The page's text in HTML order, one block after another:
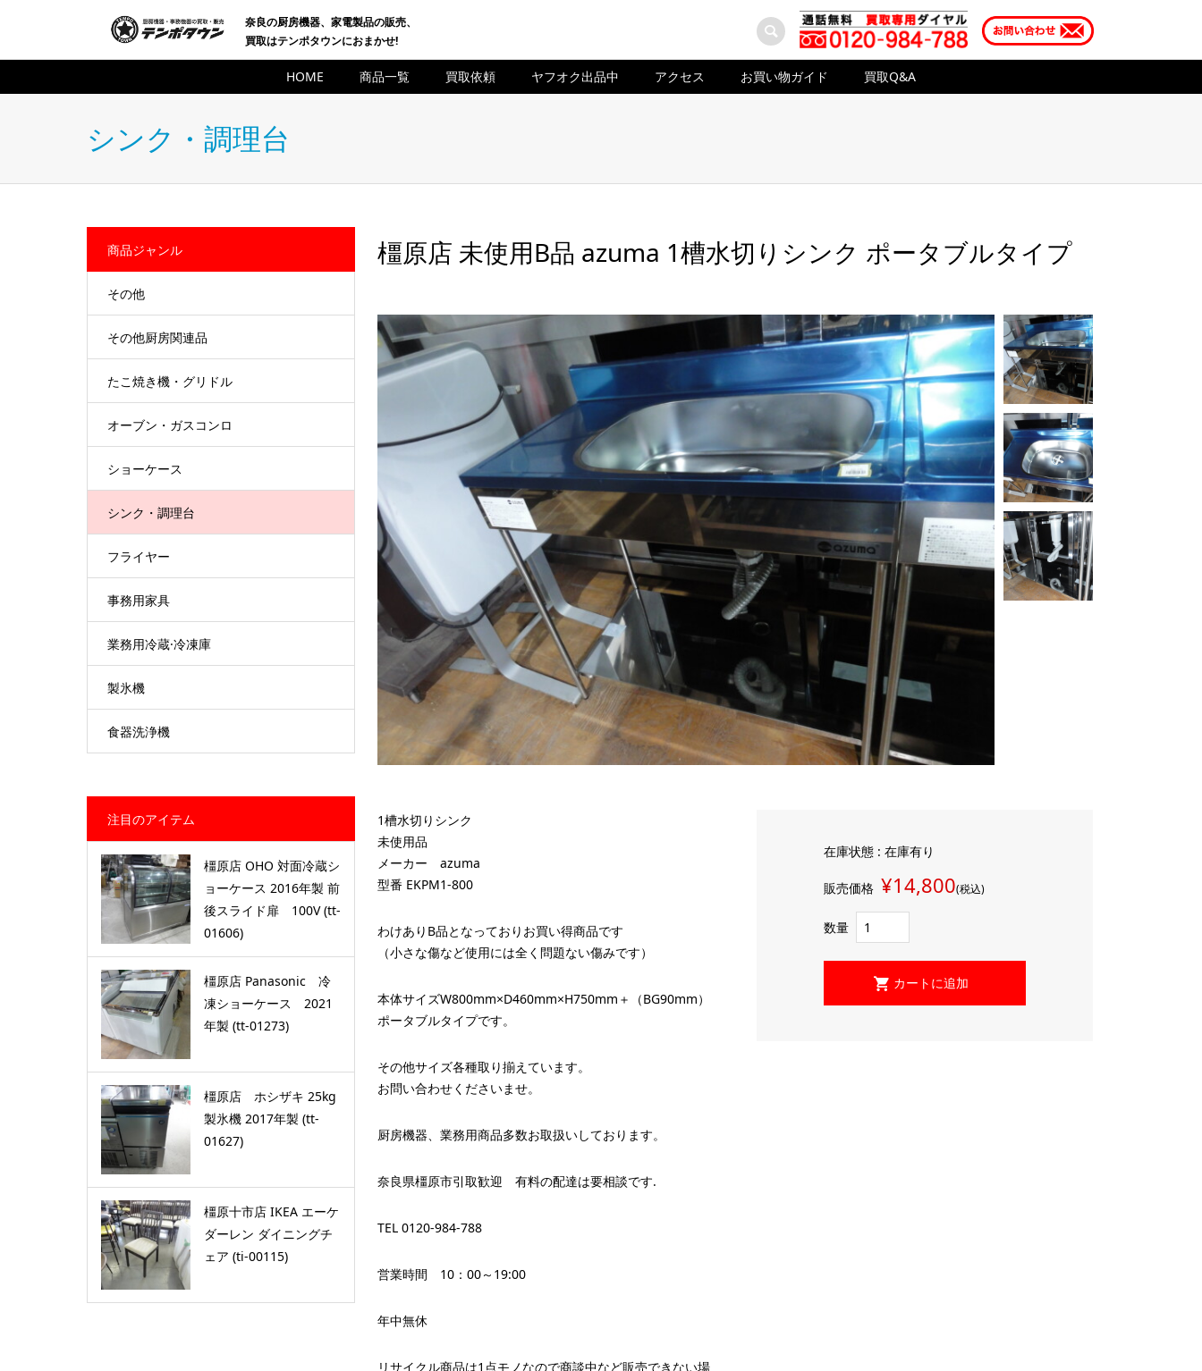
奈良の厨房機器、家電製品の販売、
買取はテンポタウンにおまかせ!
HOME 商品一覧 買取依頼 ヤフオク出品中 アクセス お買い物ガイド 買取Q&A
シンク・調理台
橿原店 未使用B品 azuma 1槽水切りシンク ポータブルタイプ
1槽水切りシンク
未使用品
メーカー azuma
型番 EKPM1-800
わけありB品となっておりお買い得商品です
（小さな傷など使用には全く問題ない傷みです）
本体サイズW800mm×D460mm×H750mm＋（BG90mm）
ポータブルタイプです。
その他サイズ各種取り揃えています。
お問い合わせくださいませ。
厨房機器、業務用商品多数お取扱いしております。
奈良県橿原市引取歓迎 有料の配達は要相談です.
TEL 0120-984-788
営業時間 10：00～19:00
年中無休
リサイクル商品は1点モノなので商談中など販売できない場
在庫状態 : 在庫有り
販売価格 ¥14,800(税込)
数量
商品ジャンル
その他
その他厨房関連品
たこ焼き機・グリドル
オーブン・ガスコンロ
ショーケース
シンク・調理台
フライヤー
事務用家具
業務用冷蔵·冷凍庫
製氷機
食器洗浄機
注目のアイテム
橿原店 OHO 対面冷蔵シ
ョーケース 2016年製 前
後スライド扉 100V (tt-
01606)
橿原店 Panasonic 冷
凍ショーケース 2021
年製 (tt-01273)
橿原店 ホシザキ 25kg
製氷機 2017年製 (tt-
01627)
橿原十市店 IKEA エーケ
ダーレン ダイニングチ
ェア (ti-00115)